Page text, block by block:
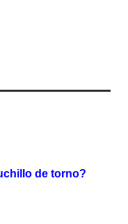
de torno?